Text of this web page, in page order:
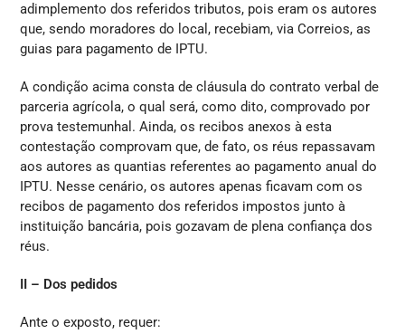
adimplemento dos referidos tributos, pois eram os autores
que, sendo moradores do local, recebiam, via Correios, as
guias para pagamento de IPTU.
A condição acima consta de cláusula do contrato verbal de
parceria agrícola, o qual será, como dito, comprovado por
prova testemunhal. Ainda, os recibos anexos à esta
contestação comprovam que, de fato, os réus repassavam
aos autores as quantias referentes ao pagamento anual do
IPTU. Nesse cenário, os autores apenas ficavam com os
recibos de pagamento dos referidos impostos junto à
instituição bancária, pois gozavam de plena confiança dos
réus.
II – Dos pedidos
Ante o exposto, requer: